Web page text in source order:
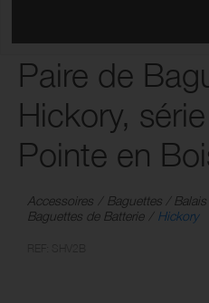
Paire de
Hickory,
Pointe en
Accessoires
Baguettes /
Baguettes de Batterie
Hickory